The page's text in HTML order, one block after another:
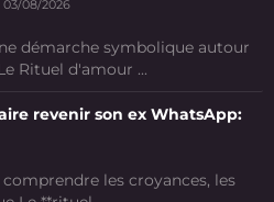
03/08/2026
démarche symbolique autour
Rituel d'amour ...
revenir son ex WhatsApp:
les croyances, les